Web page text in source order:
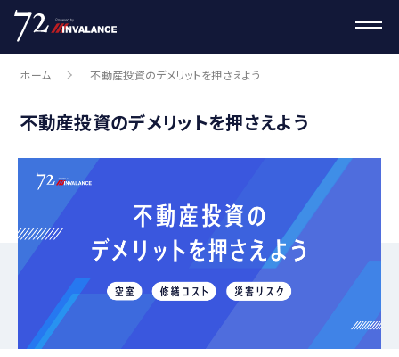
ホーム 不動産投資のデメリットを押さえよう
不動産投資のデメリットを押さえよう